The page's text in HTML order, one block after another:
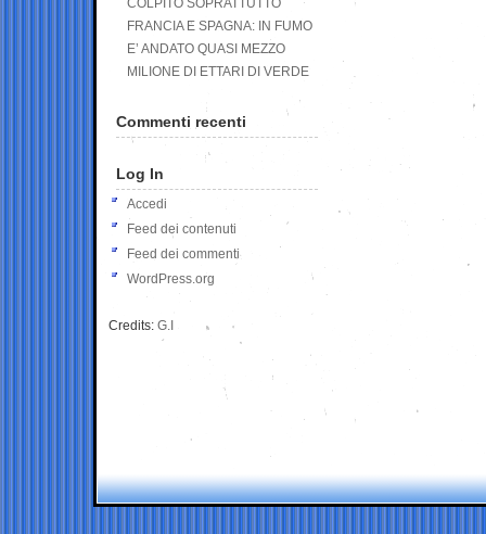
COLPITO SOPRATTUTTO
FRANCIA E SPAGNA: IN FUMO
E’ ANDATO QUASI MEZZO
MILIONE DI ETTARI DI VERDE
Commenti recenti
Log In
Accedi
Feed dei contenuti
Feed dei commenti
WordPress.org
Credits: G.I